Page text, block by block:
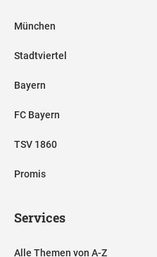
München
Stadtviertel
Bayern
FC Bayern
TSV 1860
Promis
Services
Alle Themen von A-Z